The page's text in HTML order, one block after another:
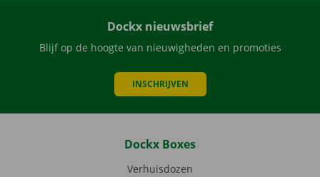
Dockx nieuwsbrief
Blijf op de hoogte van nieuwigheden en promoties
INSCHRIJVEN
Dockx Boxes
Verhuisdozen